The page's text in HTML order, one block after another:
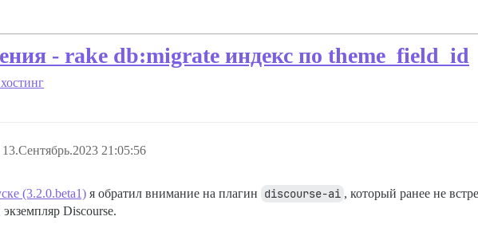
- rake db:migrate индекс по theme_field_id
13.Сентябрь.2023 21:05:56
(3.2.0.beta1) я обратил внимание на плагин discourse-ai , который ранее не
Discourse.